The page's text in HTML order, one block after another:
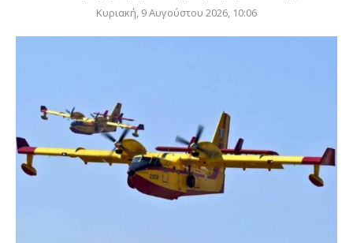
Κυριακή, 9 Αυγούστου 2026, 10:06